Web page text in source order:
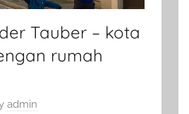
Tauber – kota
rumah
admin